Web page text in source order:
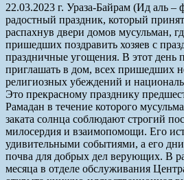
22.03.2023 г. Ураза-Байрам (Ид аль –
радостный праздник, который
распахнув двери домов мусульман,
пришедших поздравить хозяев с
праздничные угощения. В этот день
приглашать в дом, всех пришедших
религиозных убеждений и
Это прекрасному празднику
Рамадан в течение которого
заката солнца соблюдают строгий
милосердия и взаимопомощи. Его
удивительными событиями, а его
почва для добрых дел верующих. В
месяца в отделе обслуживания